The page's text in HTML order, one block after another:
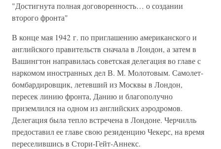
"Достигнута полная договоренность… о создании
второго фронта"
В конце мая 1942 г. по приглашению американского и
английского правительств сначала в Лондон, а затем в
Вашингтон направилась советская делегация во главе с
наркомом иностранных дел В. М. Молотовым. Самолет-
бомбардировщик, летевший из Москвы в Лондон,
пересек линию фронта, Данию и благополучно
приземлился на одном из английских аэродромов.
Делегация была тепло встречена в Лондоне. Черчилль
предоставил ее главе свою резиденцию Чекерс, на время
переселившись в Стори-Гейт-Аннекс.